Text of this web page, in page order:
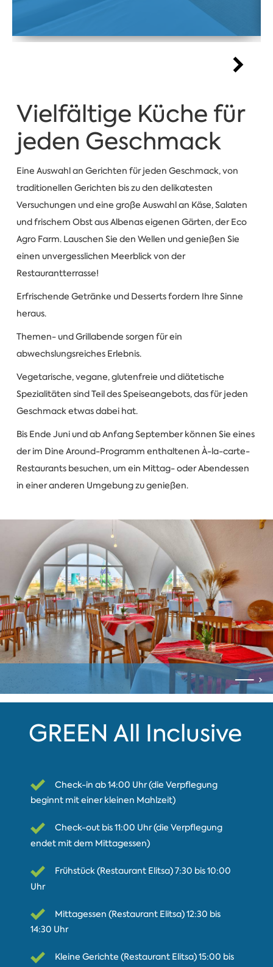
Vielfältige Küche für
jeden Geschmack
Eine Auswahl an Gerichten für jeden Geschmack, von
traditionellen Gerichten bis zu den delikatesten
Versuchungen und eine große Auswahl an Käse, Salaten
und frischem Obst aus Albenas eigenen Gärten, der Eco
Agro Farm. Lauschen Sie den Wellen und genießen Sie
einen unvergesslichen Meerblick von der
Restaurantterrasse!
Erfrischende Getränke und Desserts fordern Ihre Sinne
heraus.
Themen- und Grillabende sorgen für ein
abwechslungsreiches Erlebnis.
Vegetarische, vegane, glutenfreie und diätetische
Spezialitäten sind Teil des Speiseangebots, das für jeden
Geschmack etwas dabei hat.
Bis Ende Juni und ab Anfang September können Sie eines
der im Dine Around-Programm enthaltenen À-la-carte-
Restaurants besuchen, um ein Mittag- oder Abendessen
in einer anderen Umgebung zu genießen.
GREEN All Inclusive
Check-in ab 14:00 Uhr (die Verpflegung
beginnt mit einer kleinen Mahlzeit)
Check-out bis 11:00 Uhr (die Verpflegung
endet mit dem Mittagessen)
Frühstück (Restaurant Elitsa) 7:30 bis 10:00
Uhr
Mittagessen (Restaurant Elitsa) 12:30 bis
14:30 Uhr
Kleine Gerichte (Restaurant Elitsa) 15:00 bis